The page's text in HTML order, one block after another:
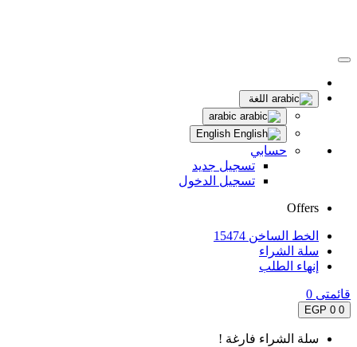
اللغة
حسابي
تسجيل جديد
تسجيل الدخول
Offers
الخط الساخن 15474
سلة الشراء
إنهاء الطلب
قائمتى 0
0
0 EGP
سلة الشراء فارغة !